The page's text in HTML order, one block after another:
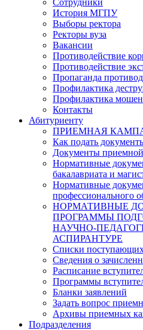
Сотрудники
История МГПУ
Выборы ректора
Ректоры вуза
Вакансии
Противодействие
Противодействие
Пропаганда
Профилактика
Профилактика
Контакты
Абитуриенту
ПРИЕМНАЯ
Как подать
Документы
Нормативные
бакалавриата и
Нормативные
профессионального
НОРМАТИВНЫЕ
ПРОГРАММЫ
НАУЧНО-
АСПИРАНТУРЕ
Списки поступающих
Сведения о
Расписание
Программы
Бланки заявлений
Задать вопрос
Архивы приемных
Подразделения